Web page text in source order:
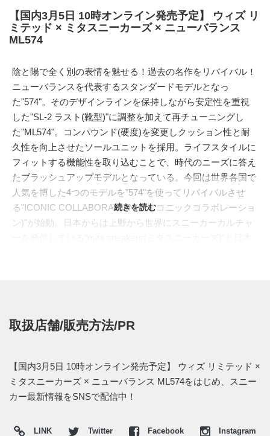
【国内3月5日 10時オンライン発売予定】 ウィズ リ
ミテッド × ミタスニーカーズ × ニューバランス
ML574
陰と陽で全く別の表情を魅せる！過去の名作をリバイバル！
ニューバランスを代表するスタンダードモデルとなっ
た"574"。そのデザインラインを保持しながら安定性を重視
した"SL-2 ラスト(靴型)"に調整を加えて再チューニングし
た"ML574"。コンパウンド(硬度)を変更しクッション性と耐
久性を向上させたソールユニットを採用。ライフスタイルに
フィットする機能性を取り込むことで、時代のニーズに答え
たブラッシュアップモデルとなっている。今回は世界各国で
人気を博した4つのモデルを"574"を使ってリバイバルさせ
る"ICONIC COLLABORATION(アイコニックコラボレーショ
ン)"が始動。日本からは上野から世界にスニーカーカルチャ
び、伝統的なカラーコンビネーションであるトリコロールを
を大胆に変えることでインパクトを放ち、見る者の目を奪
う。アッパーにはレーザーエッジングによる星型のベンチレ
ーションホールを施し、アンダーレイヤーに蓄光素材を配置
した。さらに両ショップ名がプリントされたインソールは、
続きを読む
取扱店舗/販売方法/PR
【国内3月5日 10時オンライン発売予定】 ウィズ リミテッド ×
ミタスニーカーズ × ニューバランス ML574をはじめ、スニー
カー最新情報をSNSで配信中！
LINK Twitter Facebook Instagram